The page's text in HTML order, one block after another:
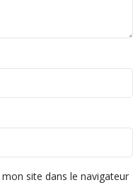
site dans le navigateur